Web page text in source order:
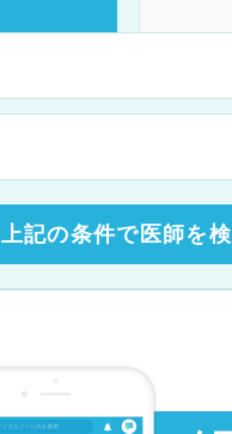
上記の条件で医師を